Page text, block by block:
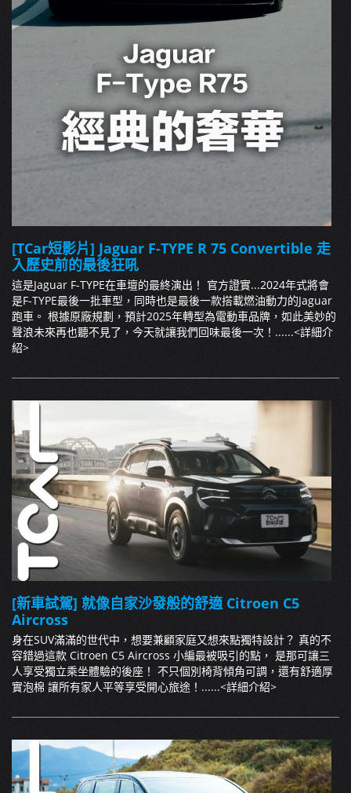
[TCar短影片] Jaguar F-TYPE R 75 Convertible 走
入歷史前的最後狂吼
這是Jaguar F-TYPE在車壇的最終演出！ 官方證實...2024年式將會
是F-TYPE最後一批車型，同時也是最後一款搭載燃油動力的Jaguar
跑車。 根據原廠規劃，預計2025年轉型為電動車品牌，如此美妙的
聲浪未來再也聽不見了，今天就讓我們回味最後一次！......<詳細介
紹>
[新車試駕] 就像自家沙發般的舒適 Citroen C5
Aircross
身在SUV滿滿的世代中，想要兼顧家庭又想來點獨特設計？ 真的不
容錯過這款 Citroen C5 Aircross 小編最被吸引的點， 是那可讓三
人享受獨立乘坐體驗的後座！ 不只個別椅背傾角可調，還有舒適厚
實泡棉 讓所有家人平等享受開心旅途！......<詳細介紹>